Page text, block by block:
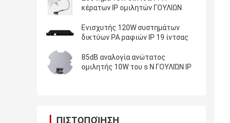
κέρατων IP ομιλητών ΓΟΥΛΙΩΝ
Ενισχυτής 120W συστημάτων
δικτύων PA ραφιών IP 19 ίντσας
85dB αναλογία ανώτατος
ομιλητής 10W του s Ν ΓΟΥΛΙΏΝ IP
ΠΙΣΤΟΠΟΊΗΣΗ